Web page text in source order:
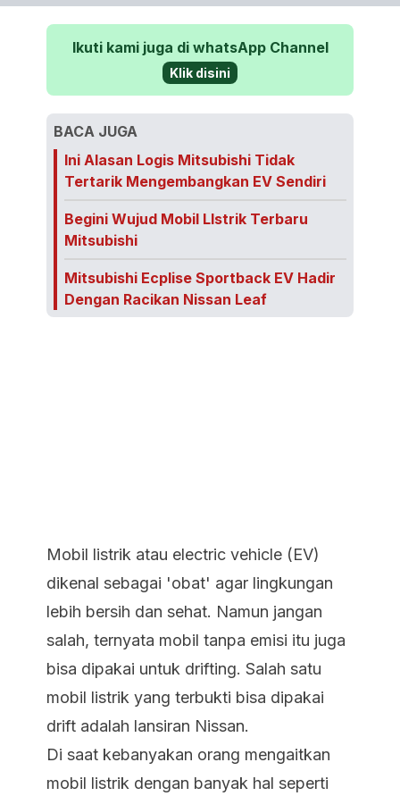
Ikuti kami juga di whatsApp Channel
Klik disini
BACA JUGA
Ini Alasan Logis Mitsubishi Tidak
Tertarik Mengembangkan EV Sendiri
Begini Wujud Mobil LIstrik Terbaru
Mitsubishi
Mitsubishi Ecplise Sportback EV Hadir
Dengan Racikan Nissan Leaf
Mobil listrik atau electric vehicle (EV)
dikenal sebagai 'obat' agar lingkungan
lebih bersih dan sehat. Namun jangan
salah, ternyata mobil tanpa emisi itu juga
bisa dipakai untuk drifting. Salah satu
mobil listrik yang terbukti bisa dipakai
drift adalah lansiran Nissan.
Di saat kebanyakan orang mengaitkan
mobil listrik dengan banyak hal seperti